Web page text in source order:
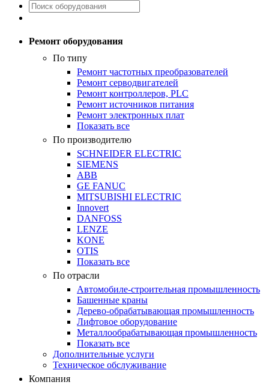
Ремонт оборудования
По типу
Ремонт частотных преобразователей
Ремонт серводвигателей
Ремонт контроллеров, PLC
Ремонт источников питания
Ремонт электронных плат
Показать все
По производителю
SCHNEIDER ELECTRIC
SIEMENS
ABB
GE FANUC
MITSUBISHI ELECTRIC
Innovert
DANFOSS
LENZE
KONE
OTIS
Показать все
По отрасли
Автомобиле-строительная промышленность
Башенные краны
Дерево-обрабатывающая промышленность
Лифтовое оборудование
Металлообрабатывающая промышленность
Показать все
Дополнительные услуги
Техническое обслуживание
Компания